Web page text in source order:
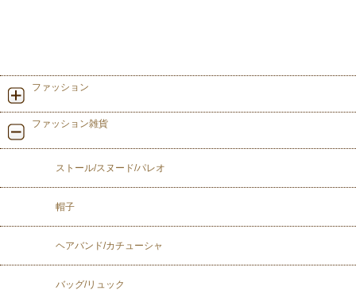
ファッション
ファッション雑貨
ストール/スヌード/パレオ
帽子
ヘアバンド/カチューシャ
バッグ/リュック